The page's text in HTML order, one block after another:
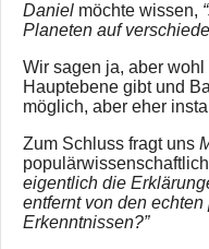
Daniel möchte wissen,
Planeten auf
Wir sagen ja, aber
Hauptebene gibt und
möglich, aber eher
Zum Schluss fragt uns
eigentlich die
entfernt von den
Erkenntnissen?”